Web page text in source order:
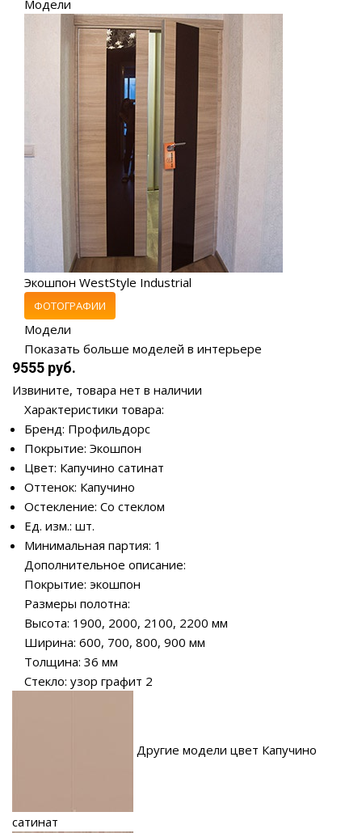
Модели
Экошпон WestStyle Industrial
ФОТОГРАФИИ
Модели
Показать больше моделей в интерьере
9555 руб.
Извините, товара нет в наличии
Характеристики товара:
Бренд: Профильдорс
Покрытие: Экошпон
Цвет: Капучино сатинат
Оттенок: Капучино
Остекление: Со стеклом
Ед. изм.: шт.
Минимальная партия: 1
Дополнительное описание:
Покрытие: экошпон
Размеры полотна:
Высота: 1900, 2000, 2100, 2200 мм
Ширина: 600, 700, 800, 900 мм
Толщина: 36 мм
Стекло: узор графит 2
Другие модели цвет Капучино
сатинат